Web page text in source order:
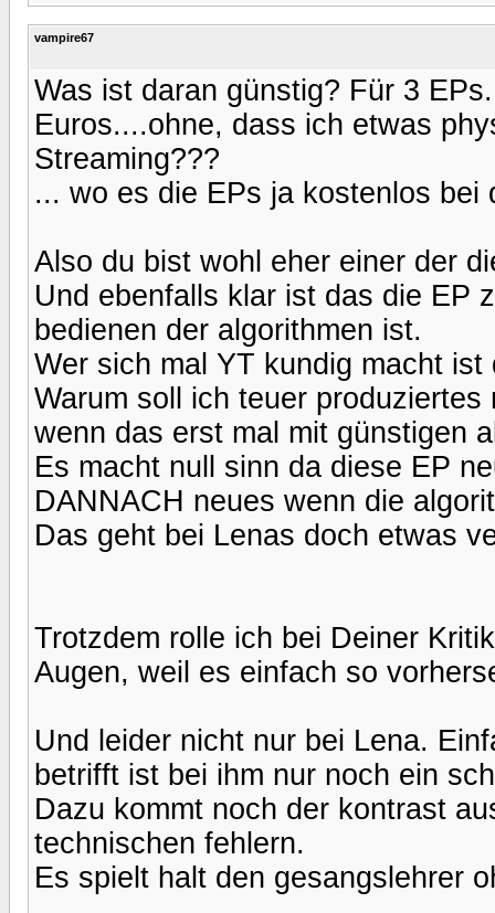
vampire67
Was ist daran günstig? Für 3
Euros....ohne, dass ich etwas
Streaming???
... wo es die EPs ja kostenlos bei
Also du bist wohl eher einer der
Und ebenfalls klar ist das die EP
bedienen der algorithmen ist.
Wer sich mal YT kundig macht
Warum soll ich teuer
wenn das erst mal mit günstigen
Es macht null sinn da diese EP
DANNACH neues wenn die
Das geht bei Lenas doch etwas
Trotzdem rolle ich bei Deiner
Augen, weil es einfach so
Und leider nicht nur bei Lena.
betrifft ist bei ihm nur noch ein
Dazu kommt noch der kontrast
technischen fehlern.
Es spielt halt den gesangslehrer